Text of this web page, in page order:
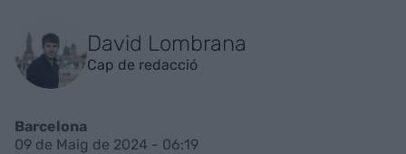
David Lombrana
Cap de redacció
Barcelona
09 de Maig de 2024 - 06:19